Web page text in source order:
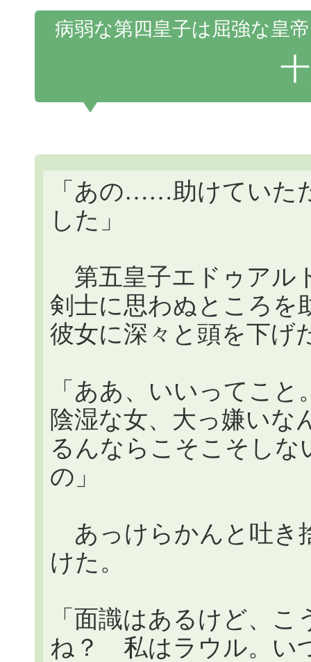
病弱な第四皇子は屈強な皇
「あの……助けていた
した」
第五皇子エドゥアル
剣士に思わぬところを
彼女に深々と頭を下げ
「ああ、いいってこ
陰湿な女、大っ嫌いな
るんならこそこそしな
の」
あっけらかんと吐き
けた。
「面識はあるけど、
ね？ 私はラウル。い